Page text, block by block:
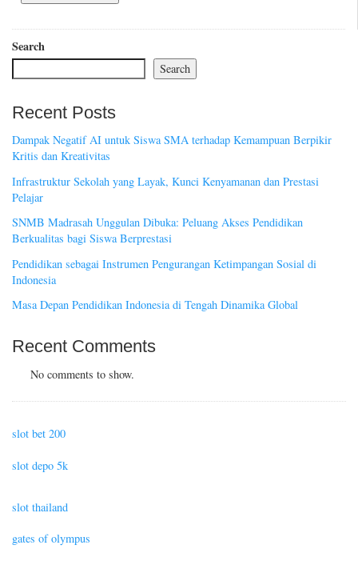
Search
Search
Recent Posts
Dampak Negatif AI untuk Siswa SMA terhadap Kemampuan Berpikir
Kritis dan Kreativitas
Infrastruktur Sekolah yang Layak, Kunci Kenyamanan dan Prestasi
Pelajar
SNMB Madrasah Unggulan Dibuka: Peluang Akses Pendidikan
Berkualitas bagi Siswa Berprestasi
Pendidikan sebagai Instrumen Pengurangan Ketimpangan Sosial di
Indonesia
Masa Depan Pendidikan Indonesia di Tengah Dinamika Global
Recent Comments
No comments to show.
slot bet 200
slot depo 5k
slot thailand
gates of olympus